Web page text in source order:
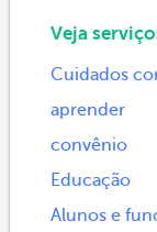
Veja
Cuidados
aprender
convênio
Educação
Alunos e